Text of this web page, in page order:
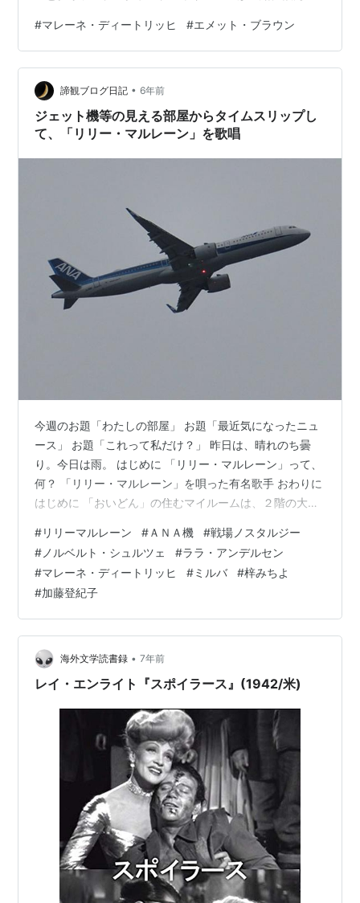
ク（Marlene Dietrich）―正しくはディートリッヒかしら
Co： 男爵は―まだ知らないか R ： Dietrich…
Nachschlüssel？ グリソムが口を挿む― G ： The issue
here ain't Dietrich. The issue he…
#マレーネ・ディートリッヒ #エメット・ブラウン
諦観ブログ日記 • 6年前
ジェット機等の見える部屋からタイムスリップし
て、「リリー・マルレーン」を歌唱
今週のお題「わたしの部屋」 お題「最近気になったニュ
ース」 お題「これって私だけ？」 昨日は、晴れのち曇
り。今日は雨。 はじめに 「リリー・マルレーン」って、
何？ 「リリー・マルレーン」を唄った有名歌手 おわりに
はじめに 「おいどん」の住むマイルームは、２階の大き
て、夏は暑く、冬は寒いという悪条件下にある。 しか
し、窓からの外の眺めは、田んぼが前方に拡がっている
ので、良い。つまり、外の眺めを遮るものがないから、
見晴らしは悪くないのである。 そのため、窓の外前方を
低空で飛行するジェット旅客機、双発機やヘリコプター
が見える。そして、その頼もしい姿…
#リリーマルレーン #ＡＮＡ機 #戦場ノスタルジー
# ノルベルト・シュルツェ #ララ・アンデルセン
#マレーネ・ディートリッヒ #ミルバ #梓みちよ
#加藤登紀子
海外文学読書録 • 7年前
レイ・エンライト『スポイラース』(1942/米)